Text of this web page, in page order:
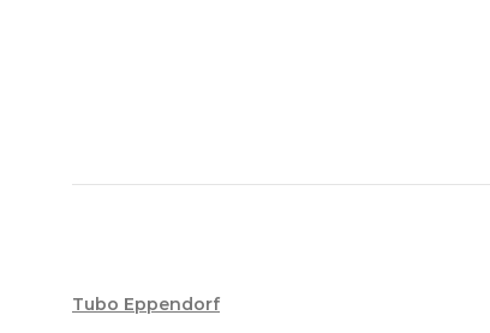
Tubo Eppendorf